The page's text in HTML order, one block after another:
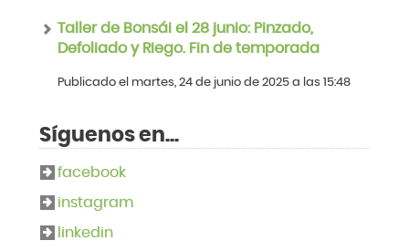
Taller de Bonsái el 28 junio: Pinzado,
Defoliado y Riego. Fin de temporada
Publicado el martes, 24 de junio de 2025 a las 15:48
Síguenos en...
facebook
instagram
linkedin